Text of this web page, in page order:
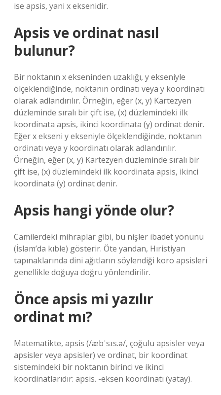
ise apsis, yani x eksenidir.
Apsis ve ordinat nasıl
bulunur?
Bir noktanın x ekseninden uzaklığı, y ekseniyle
ölçeklendiğinde, noktanın ordinatı veya y koordinatı
olarak adlandırılır. Örneğin, eğer (x, y) Kartezyen
düzleminde sıralı bir çift ise, (x) düzlemindeki ilk
koordinata apsis, ikinci koordinata (y) ordinat denir.
Eğer x ekseni y ekseniyle ölçeklendiğinde, noktanın
ordinatı veya y koordinatı olarak adlandırılır.
Örneğin, eğer (x, y) Kartezyen düzleminde sıralı bir
çift ise, (x) düzlemindeki ilk koordinata apsis, ikinci
koordinata (y) ordinat denir.
Apsis hangi yönde olur?
Camilerdeki mihraplar gibi, bu nişler ibadet yönünü
(İslam’da kıble) gösterir. Öte yandan, Hıristiyan
tapınaklarında dini ağıtların söylendiği koro apsisleri
genellikle doğuya doğru yönlendirilir.
Önce apsis mi yazılır
ordinat mı?
Matematikte, apsis (/æbˈsɪs.ə/, çoğulu apsisler veya
apsisler veya apsisler) ve ordinat, bir koordinat
sistemindeki bir noktanın birinci ve ikinci
koordinatlarıdır: apsis. -eksen koordinatı (yatay).